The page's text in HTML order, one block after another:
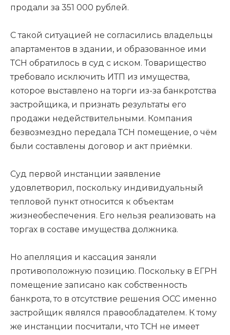
продали за 351 000 рублей.
С такой ситуацией не согласились владельцы
апартаментов в здании, и образованное ими
ТСН обратилось в суд с иском. Товарищество
требовало исключить ИТП из имущества,
которое выставлено на торги из-за банкротства
застройщика, и признать результаты его
продажи недействительными. Компания
безвозмездно передала ТСН помещение, о чём
были составлены договор и акт приёмки.
Суд первой инстанции заявление
удовлетворил, поскольку индивидуальный
тепловой пункт относится к объектам
жизнеобеспечения. Его нельзя реализовать на
торгах в составе имущества должника.
Но апелляция и кассация заняли
противоположную позицию. Поскольку в ЕГРН
помещение записано как собственность
банкрота, то в отсутствие решения ОСС именно
застройщик являлся правообладателем. К тому
же инстанции посчитали, что ТСН не имеет